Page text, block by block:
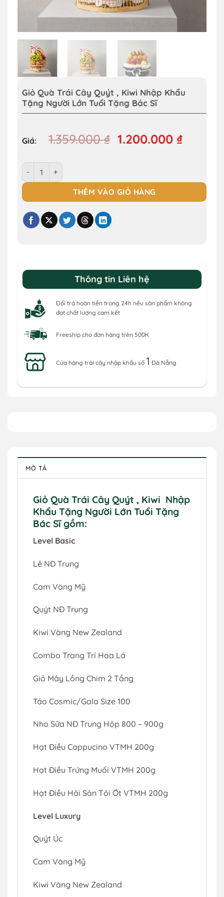
Giỏ Quà Trái Cây Quýt , Kiwi Nhập Khẩu
Tặng Người Lớn Tuổi Tặng Bác Sĩ
1.359.000₫ Giá
1.200.000 ₫Giá
Giỏ Quà Trái Cây Quýt , Kiwi Nhập Khẩu Tặng Người Lớn
THÊM VÀO GIỎ HÀNG
Thông tin Liên hệ
Đổi trả hoàn tiền trong 24h nếu sản phẩm không
đạt chất lượng cam kết
Freeship cho đơn hàng trên 500K
Cửa hàng trái cây nhập khẩu số 1 Đà Nẵng
MÔ TẢ
Giỏ Quà Trái Cây Quýt , Kiwi Nhập
Khẩu Tặng Người Lớn Tuổi Tặng
Bác Sĩ gồm:
Level Basic
Lê NĐ Trung
Cam Vàng Mỹ
Quýt NĐ Trung
Kiwi Vàng New Zealand
Combo Trang Trí Hoa Lá
Giỏ Mây Lồng Chim 2 Tầng
Táo Cosmic/Gala Size 100
Nho Sữa NĐ Trung Hộp 800 – 900g
Hạt Điều Cappucino VTMH 200g
Hạt Điều Trứng Muối VTMH 200g
Hạt Điều Hải Sản Tỏi Ớt VTMH 200g
Level Luxury
Quýt Úc
Cam Vàng Mỹ
Kiwi Vàng New Zealand